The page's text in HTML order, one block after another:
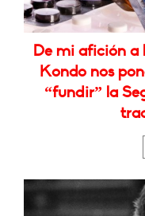
De mi afición a
Kondo nos
“fundir” la